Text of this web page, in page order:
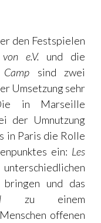
den Festspielen
e.V. und die
sind zwei
Umsetzung sehr
in Marseille
der Umnutzung
in Paris die Rolle
ein: Les
und das
zu einem
offenen